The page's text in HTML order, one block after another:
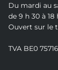
Du mardi au
de 9 h 30 à 18
Ouvert sur le
TVA BE0